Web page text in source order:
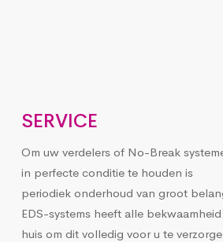
SERVICE
Om uw verdelers of No-Break
in perfecte conditie te houden is
periodiek onderhoud van groot
EDS-systems heeft alle
huis om dit volledig voor u te